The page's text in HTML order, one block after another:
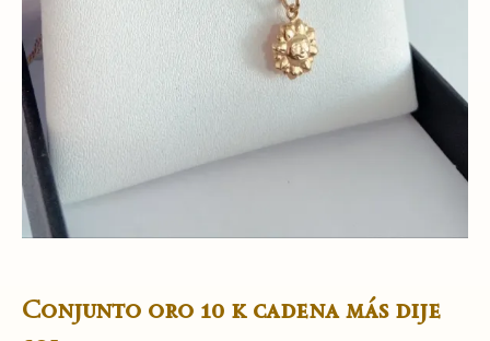
Conjunto oro 10 k cadena más dije